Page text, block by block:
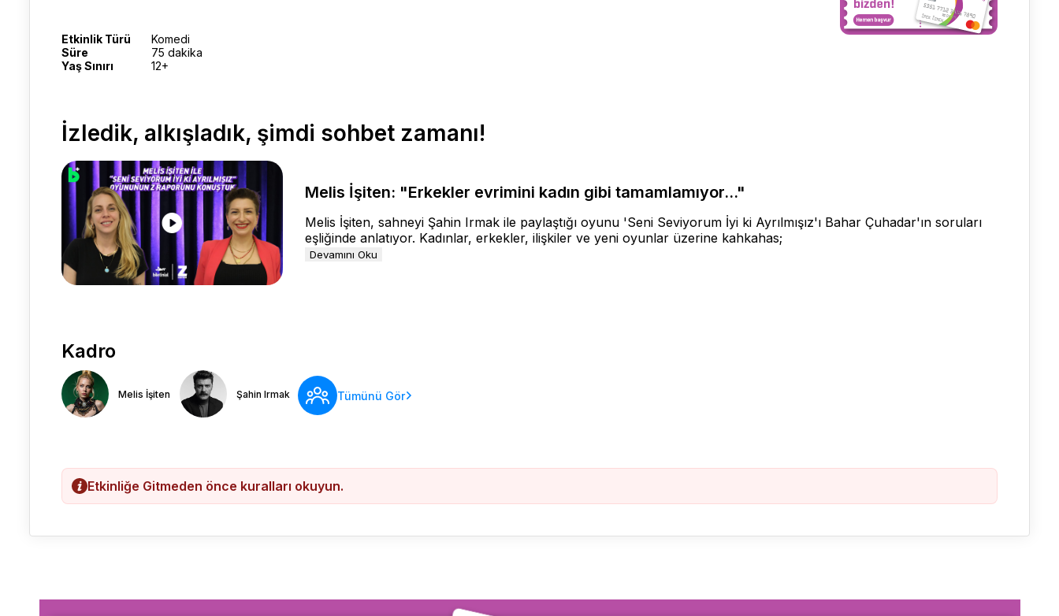
Etkinlik Türü
Komedi
Süre
75 dakika
Yaş Sınırı
12+
İzledik, alkışladık, şimdi sohbet zamanı!
Melis İşiten: "Erkekler evrimini kadın gibi tamamlamıyor..."
Melis İşiten, sahneyi Şahin Irmak ile paylaştığı oyunu 'Seni Seviyorum İyi ki Ayrılmışız'ı Bahar Çuhadar'ın soruları
eşliğinde anlatıyor. Kadınlar, erkekler, ilişkiler ve yeni oyunlar üzerine kahkahas;
Devamını Oku
Kadro
Melis İşiten Şahin Irmak Tümünü Gör
Etkinliğe Gitmeden önce kuralları okuyun.